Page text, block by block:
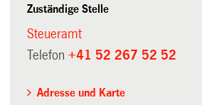
Zuständige Stelle
Steueramt
Telefon+41 52 267 52 52
Adresse und Karte